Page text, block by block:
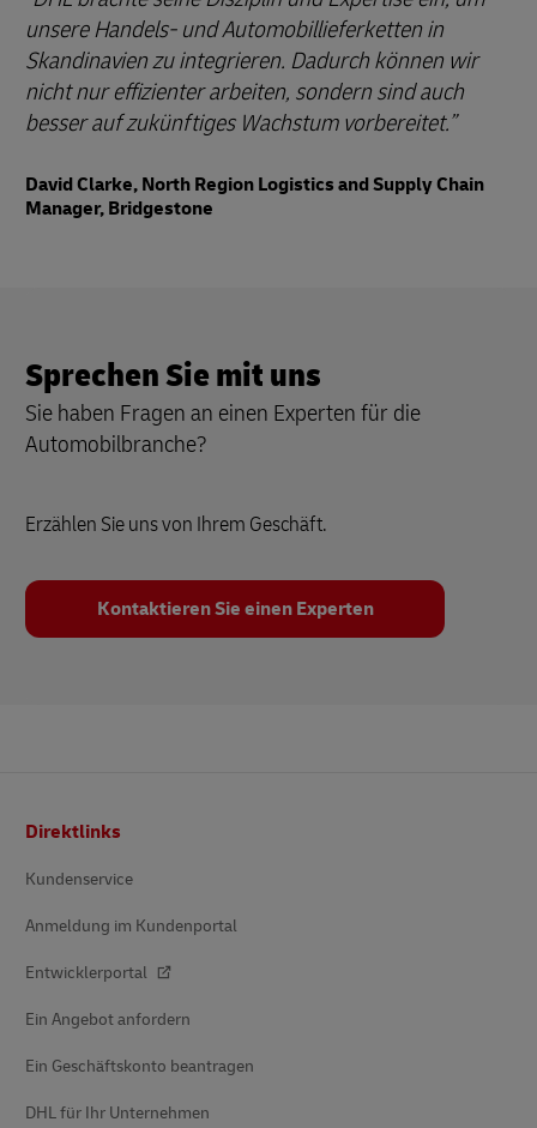
unsere Handels- und Automobillieferketten in
Skandinavien zu integrieren. Dadurch können wir
nicht nur effizienter arbeiten, sondern sind auch
besser auf zukünftiges Wachstum vorbereitet.
David Clarke, North Region Logistics and Supply Chain
Manager, Bridgestone
Sprechen Sie mit uns
Sie haben Fragen an einen Experten für die
Automobilbranche?
Erzählen Sie uns von Ihrem Geschäft.
Kontaktieren Sie einen Experten
Direktlinks
Kundenservice
Anmeldung im Kundenportal
Entwicklerportal
Ein Angebot anfordern
Ein Geschäftskonto beantragen
DHL für Ihr Unternehmen